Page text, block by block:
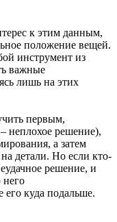
к этим данным,
положение вещей.
инструмент из
важные
лишь на этих
первым,
неплохое решение),
а затем
детали. Но если кто-
решение, и
него
куда подальше.